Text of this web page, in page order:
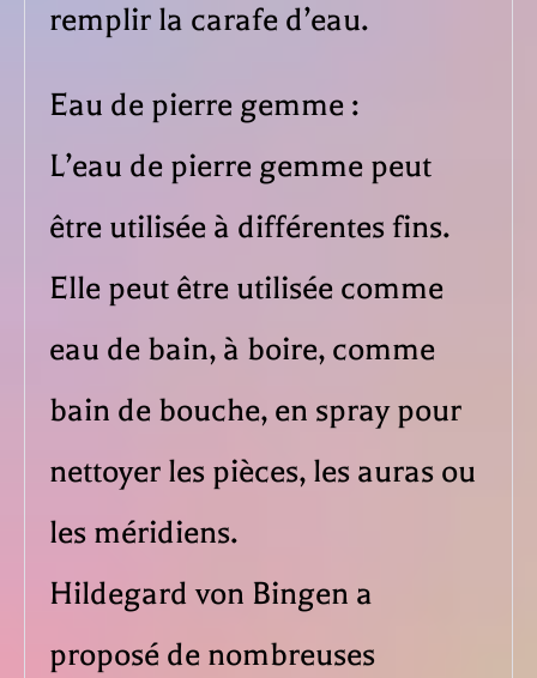
remplir la carafe d’eau.
Eau de pierre gemme :
L’eau de pierre gemme peut
être utilisée à différentes fins.
Elle peut être utilisée comme
eau de bain, à boire, comme
bain de bouche, en spray pour
nettoyer les pièces, les auras ou
les méridiens.
Hildegard von Bingen a
proposé de nombreuses